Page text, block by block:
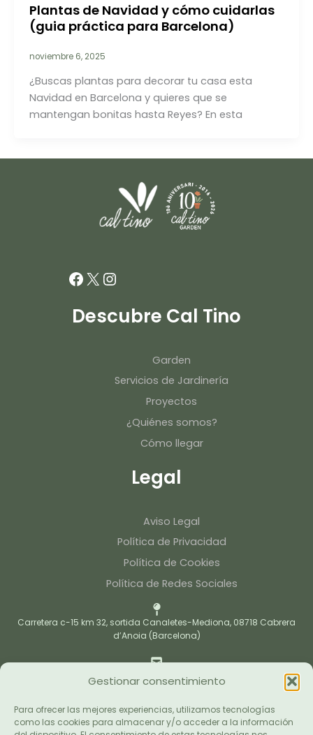
Gestionar consentimiento
Para ofrecer las mejores experiencias, utilizamos tecnologías
como las cookies para almacenar y/o acceder a la información
Plantas de Navidad y cómo cuidarlas
(guia práctica para Barcelona)
noviembre 6, 2025
¿Buscas plantas para decorar tu casa esta
Navidad en Barcelona y quieres que se
mantengan bonitas hasta Reyes? En esta
Facebook
X Instagram
Descubre Cal Tino
Garden
Servicios de Jardinería
Proyectos
¿Quiénes somos?
Cómo llegar
Legal
Aviso Legal
Política de Privacidad
Política de Cookies
Política de Redes Sociales
Carretera c-15 km 32, sortida Canaletes-Mediona, 08718 Cabrera
d’Anoia (Barcelona)
caltinojardi@caltino.cat
Garden: 938 178 563
Jardineria i Paisatgisme:651 398 060